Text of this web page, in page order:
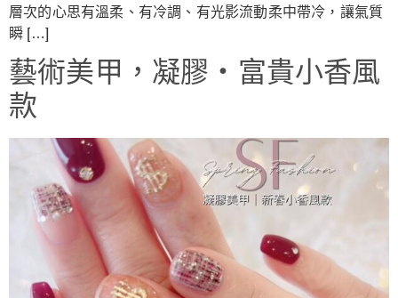
層次的心思有溫柔、有冷調、有光影流動柔中帶冷，讓氣質
瞬 […]
藝術美甲，凝膠‧富貴小香風
款